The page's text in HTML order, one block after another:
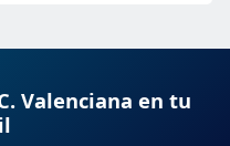
Valenciana en tu